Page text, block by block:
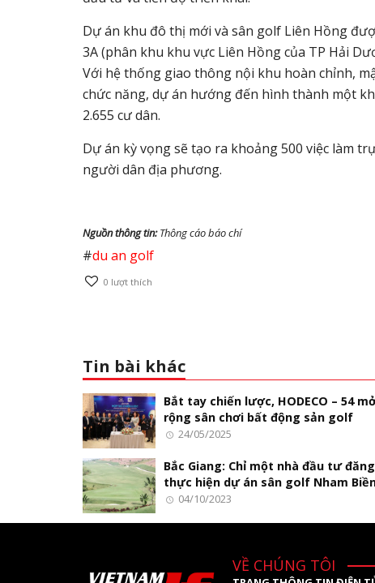
Dự án khu đô thị mới và sân golf Liên Hồng
3A (phân khu khu vực Liên Hồng của TP Hải
Với hệ thống giao thông nội khu hoàn chỉnh,
chức năng, dự án hướng đến hình thành một
2.655 cư dân.
Dự án kỳ vọng sẽ tạo ra khoảng 500 việc làm
người dân địa phương.
Nguồn thông tin:Thông cáo báo chí
#du an golf
0 lượt thích
Tin bài khác
Bắt tay chiến lược, HODECO – 54
rộng sân chơi bất động sản golf
24/05/2025
Bắc Giang: Chỉ một nhà đầu tư
thực hiện dự án sân golf Nham
04/10/2023
VỀ CHÚNG TÔI